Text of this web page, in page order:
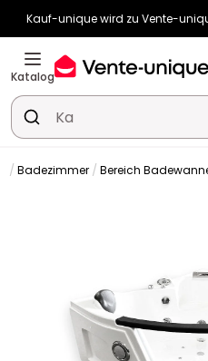
Kauf-unique wird zu Vente-
-10% ab 400€ mitHEAT10
Noch:
Katalog
Badezimmer Bereich